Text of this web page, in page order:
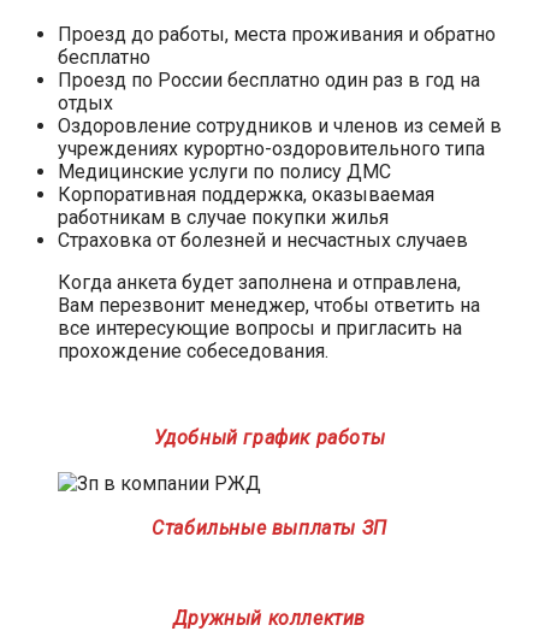
Проезд до работы, места проживания и обратно
бесплатно
Проезд по России бесплатно один раз в год на
отдых
Оздоровление сотрудников и членов из семей в
учреждениях курортно-оздоровительного типа
Медицинские услуги по полису ДМС
Корпоративная поддержка, оказываемая
работникам в случае покупки жилья
Страховка от болезней и несчастных случаев
Когда анкета будет заполнена и отправлена,
Вам перезвонит менеджер, чтобы ответить на
все интересующие вопросы и пригласить на
прохождение собеседования.
Удобный график работы
Стабильные выплаты ЗП
Дружный коллектив